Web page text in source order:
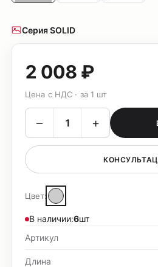
Серия SOLID
2 008 ₽
Цена с НДС · за 1 шт
– +
Цвет:
В наличии:6шт
Артикул
Длина